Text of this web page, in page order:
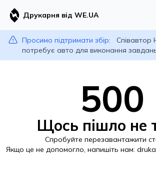
Друкарня від WE.UA
Просимо підтримати збір:
Співавтор
потребує авто для виконання
500
Щось пішло не
Спробуйте перезавантажити
Якщо це не допомогло, напишіть нам: